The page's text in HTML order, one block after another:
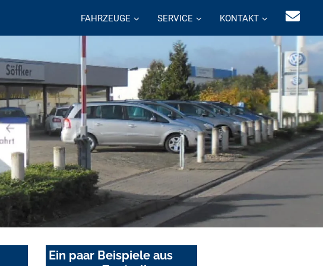
FAHRZEUGE SERVICE KONTAKT
Ein paar Beispiele aus